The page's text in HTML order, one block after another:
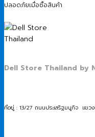
ปลอดภัยเมื่อซื้อสินค้า
Dell Store Thailand by
ที่อยู่ : 13/27 ถนนประเสริฐมนูกิจ แขว